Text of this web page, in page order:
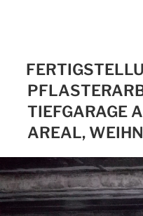
TIEFGARAGE
AREAL,